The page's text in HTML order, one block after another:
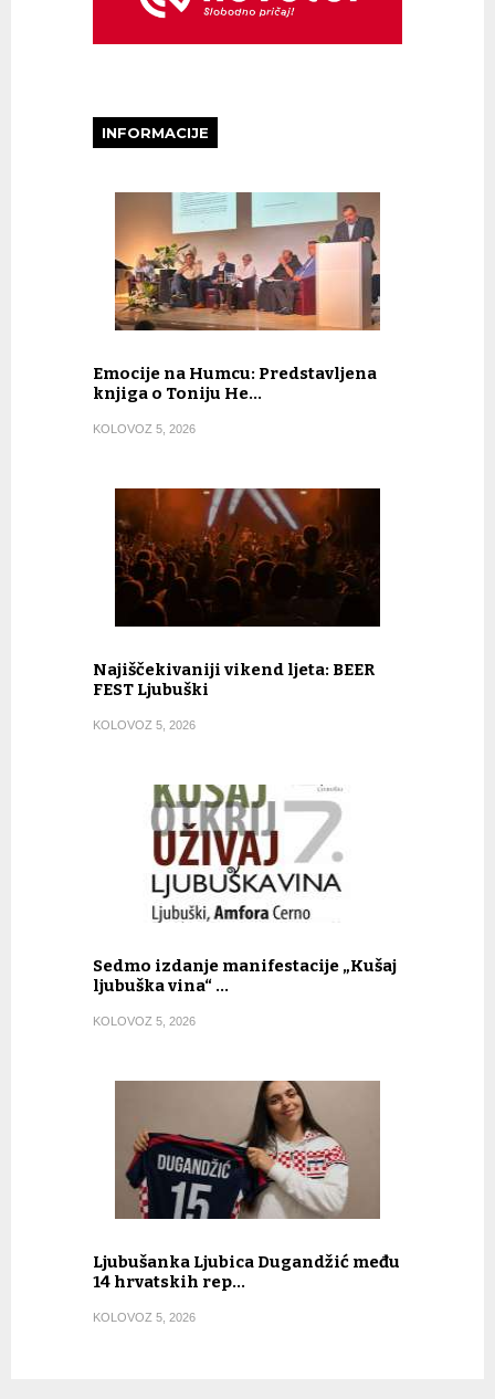
INFORMACIJE
Emocije na Humcu: Predstavljena
knjiga o Toniju He…
KOLOVOZ 5, 2026
Najiščekivaniji vikend ljeta: BEER
FEST Ljubuški
KOLOVOZ 5, 2026
Sedmo izdanje manifestacije „Kušaj
ljubuška vina“ …
KOLOVOZ 5, 2026
Ljubušanka Ljubica Dugandžić među
14 hrvatskih rep…
KOLOVOZ 5, 2026